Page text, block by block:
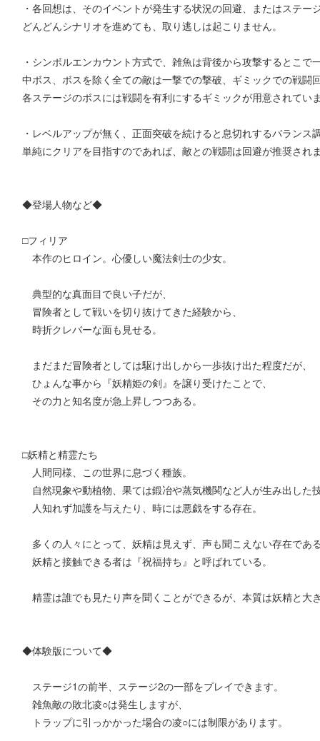
・各回想は、そのイベントが発生する状況の回避、またはステー
どんどんシナリオを進めても、取り逃しは起こりません。
・シンボルエンカウント方式で、雑魚は背後から攻撃するとこで
中ボス、ボスを除く全ての敵は一撃での撃破、ギミックでの戦闘
各ステージのボスには戦闘を有利にするギミックが用意されてい
・レベルアップが無く、正面突破を続けると息切れするバランス
単純にクリアを目指すのであれば、敵との戦闘は回避が推奨され
◆登場人物など◆
□フィリア
本作のヒロイン。心優しい魔法剣士の少女。
典型的な真面目で良い子だが、
冒険者として戦いを切り抜けてきた経験から、
時折クレバーな面も見せる。
まだまだ冒険者としては駆け出しから一歩抜け出た程度だが、
ひょんな事から『妖精姫の剣』を譲り受けたことで、
その力と知名度が急上昇しつつある。
□妖精と精霊たち
人間同様、この世界に息づく種族。
自然現象や動植物、果ては鍛冶や蒸気機関など人が生み出した
人知れず加護を与えたり、時には悪戯をする存在。
多くの人々にとって、妖精は見えず、声も聞こえない存在であ
妖精と接触できる者は『祝福持ち』と呼ばれている。
精霊は誰でも見たり声を聞くことができるが、本質は妖精と大
◆体験版について◆
ステージ1の前半、ステージ2の一部をプレイできます。
雑魚敵の敗北凌○は発生しますが、
トラップに引っかかった場合の凌○には制限があります。